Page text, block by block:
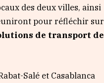
des deux villes, ainsi
pour réfléchir sur
de transport de
Salé et Casablanca